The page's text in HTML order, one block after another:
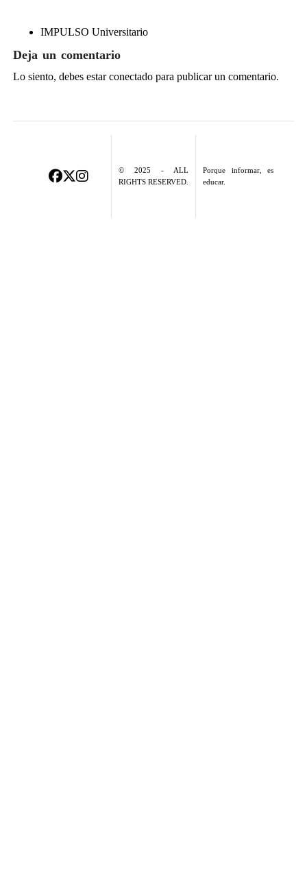
IMPULSO Universitario
Deja un comentario
Lo siento, debes estarconectadopara publicar un comentario.
© 2025 - ALL
RIGHTS RESERVED.
Porque informar, es
educar.